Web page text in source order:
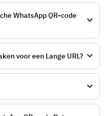
WhatsApp QR-code
voor een Lange URL?